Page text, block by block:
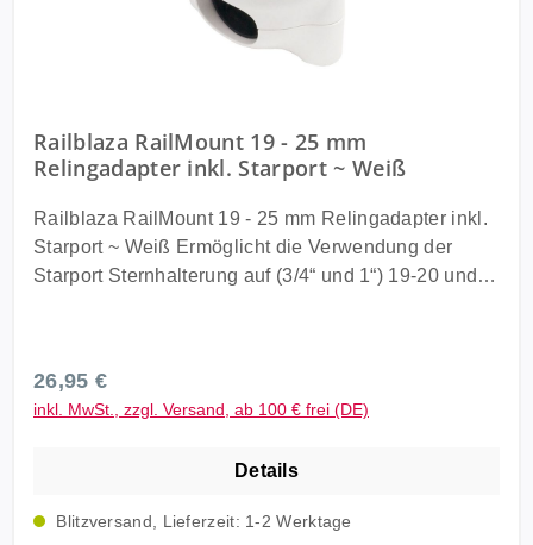
Railblaza RailMount 19 - 25 mm
Relingadapter inkl. Starport ~ Weiß
Railblaza RailMount 19 - 25 mm Relingadapter inkl.
Starport ~ Weiß Ermöglicht die Verwendung der
Starport Sternhalterung auf (3/4“ und 1“) 19-20 und
eine Basishalterung, mit der Sie jedes Railblaza
Zubehör sicher und einfach an Ihrer Reling
Schrauben und Zubehörteile. Lieferung: Railblaza
Weiß
Regulärer Preis:
26,95 €
inkl. MwSt., zzgl. Versand, ab 100 € frei (DE)
Details
Blitzversand, Lieferzeit: 1-2 Werktage